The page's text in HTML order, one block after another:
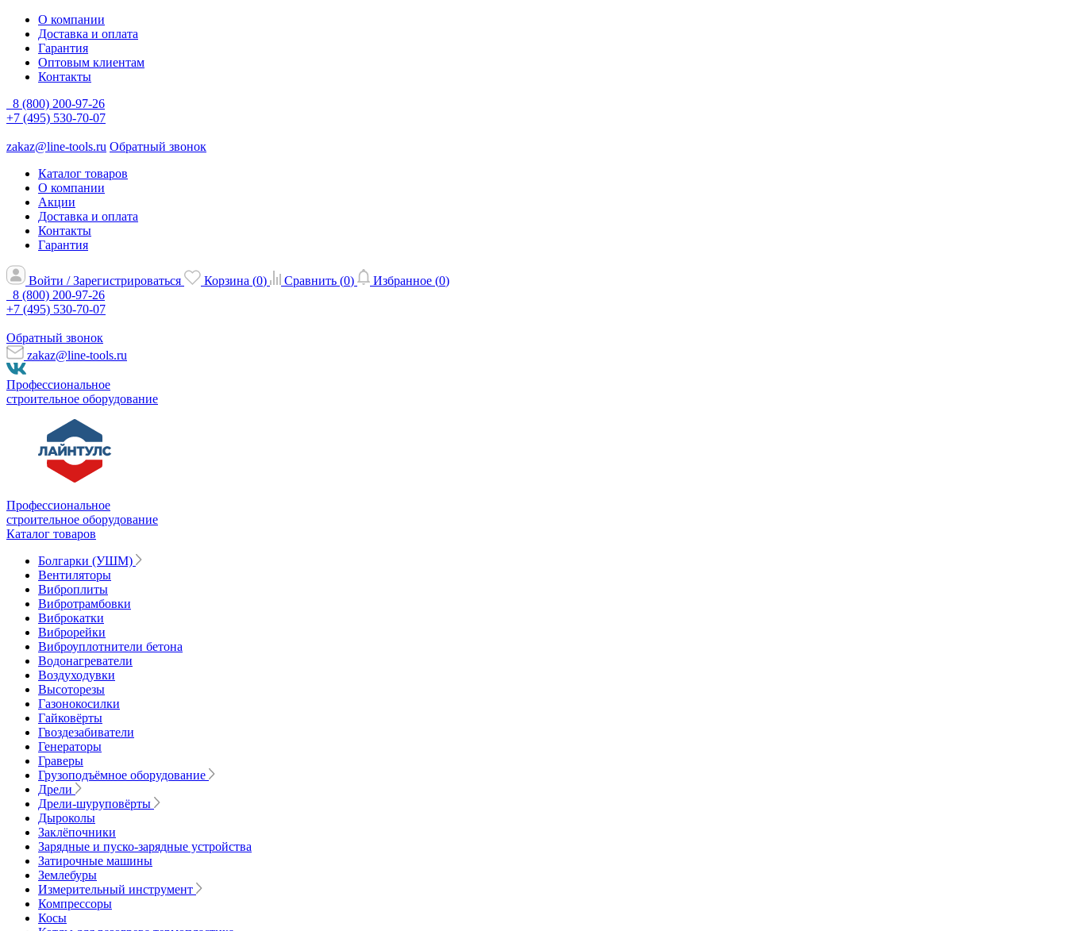
О компании
Доставка и оплата
Гарантия
Оптовым клиентам
Контакты
8 (800) 200-97-26
+7 (495) 530-70-07
zakaz@line-tools.ru Обратный звонок
Каталог товаров
О компании
Акции
Доставка и оплата
Контакты
Гарантия
Войти / Зарегистрироваться Корзина (0) Сравнить (0) Избранное (0)
8 (800) 200-97-26
+7 (495) 530-70-07
Обратный звонок
zakaz@line-tools.ru
Профессиональное
строительное оборудование
Профессиональное
строительное оборудование
Каталог товаров
Болгарки (УШМ)
Вентиляторы
Виброплиты
Вибротрамбовки
Виброкатки
Виброрейки
Виброуплотнители бетона
Водонагреватели
Воздуходувки
Высоторезы
Газонокосилки
Гайковёрты
Гвоздезабиватели
Генераторы
Граверы
Грузоподъёмное оборудование
Дрели
Дрели-шуруповёрты
Дыроколы
Заклёпочники
Зарядные и пуско-зарядные устройства
Затирочные машины
Землебуры
Измерительный инструмент
Компрессоры
Косы